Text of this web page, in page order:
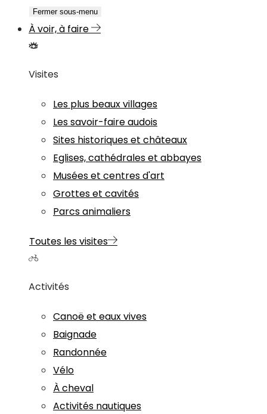
Fermer sous-menu
À voir, à faire
Visites
Les plus beaux villages
Les savoir-faire audois
Sites historiques et châteaux
Eglises, cathédrales et abbayes
Musées et centres d'art
Grottes et cavités
Parcs animaliers
Toutes les visites
Activités
Canoë et eaux vives
Baignade
Randonnée
Vélo
À cheval
Activités nautiques